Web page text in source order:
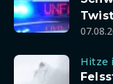
Hitze